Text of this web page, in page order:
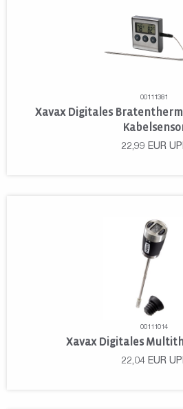
00111381
Xavax Digitales
22,99 EUR
00111014
Xavax Digitales
22,04 EUR